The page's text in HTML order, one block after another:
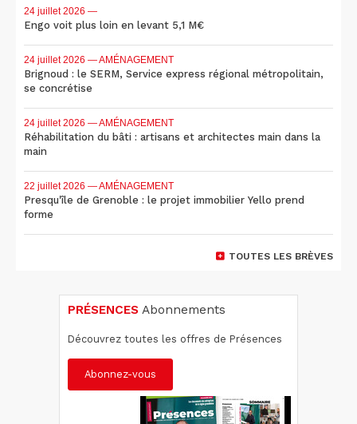
24 juillet 2026 —
Engo voit plus loin en levant 5,1 M€
24 juillet 2026 — AMÉNAGEMENT
Brignoud : le SERM, Service express régional métropolitain,
se concrétise
24 juillet 2026 — AMÉNAGEMENT
Réhabilitation du bâti : artisans et architectes main dans la
main
22 juillet 2026 — AMÉNAGEMENT
Presqu'île de Grenoble : le projet immobilier Yello prend
forme
TOUTES LES BRÈVES
PRÉSENCES Abonnements
Découvrez toutes les offres de Présences
Abonnez-vous